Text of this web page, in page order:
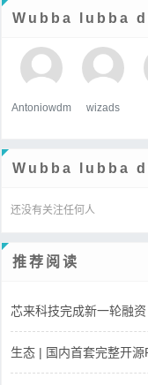
Wubba lubba
Antoniowdm wizads
Wubba lubba
还没有关注任何人
推荐阅读
芯来科技完成新一轮融
生态 | 国内首套完整开